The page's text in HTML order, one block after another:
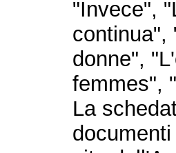
"Invece",
continua",
donne",
femmes",
La